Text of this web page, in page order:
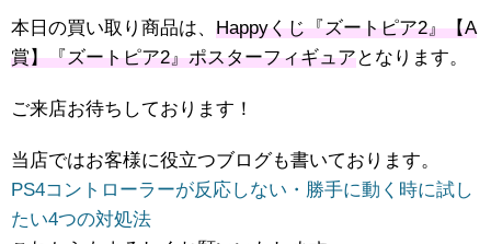
本日の買い取り商品は、 Happyくじ『ズートピア2』【A
賞】『ズートピア2』ポスターフィギュアとなります。
ご来店お待ちしております！
当店ではお客様に役立つブログも書いております。
PS4コントローラーが反応しない・勝手に動く時に試し
たい4つの対処法